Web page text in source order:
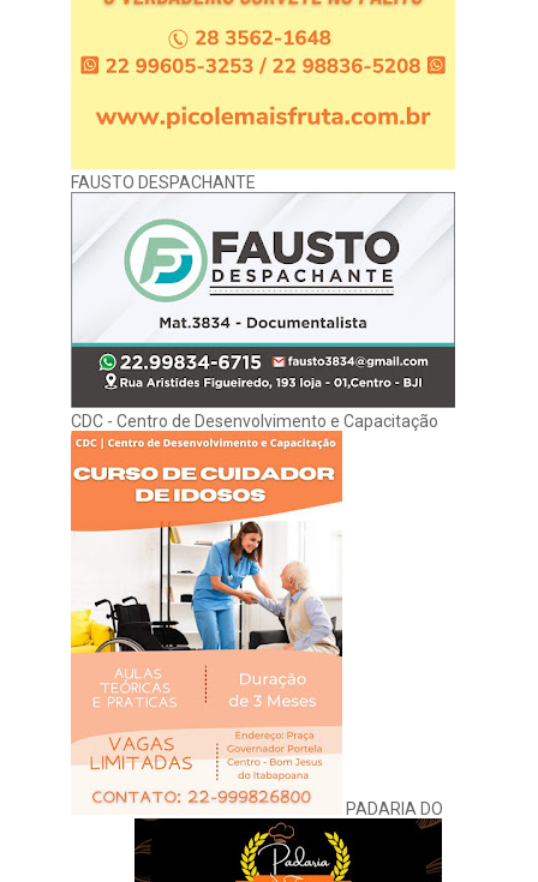
FAUSTO DESPACHANTE
CDC - Centro de Desenvolvimento e Capacitação
PADARIA DO